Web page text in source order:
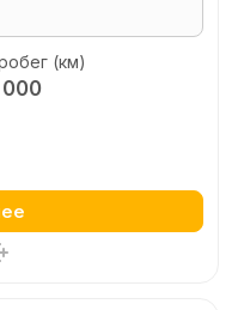
(км)
000